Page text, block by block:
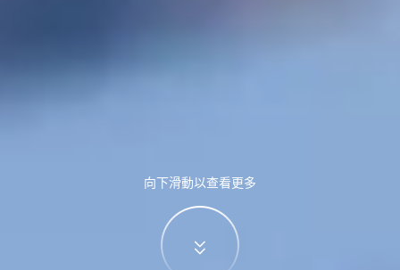
向下滑動以查看更多